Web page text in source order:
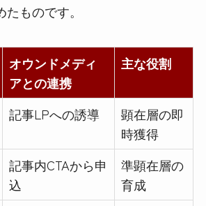
ものです。
オウンドメディ
アとの連携
主な役割
記事LPへの誘導
顕在層の即
時獲得
記事内CTAから申
込
準顕在層の
育成